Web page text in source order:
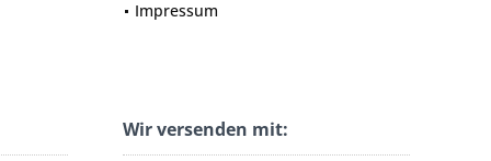
Impressum
Wir versenden mit: